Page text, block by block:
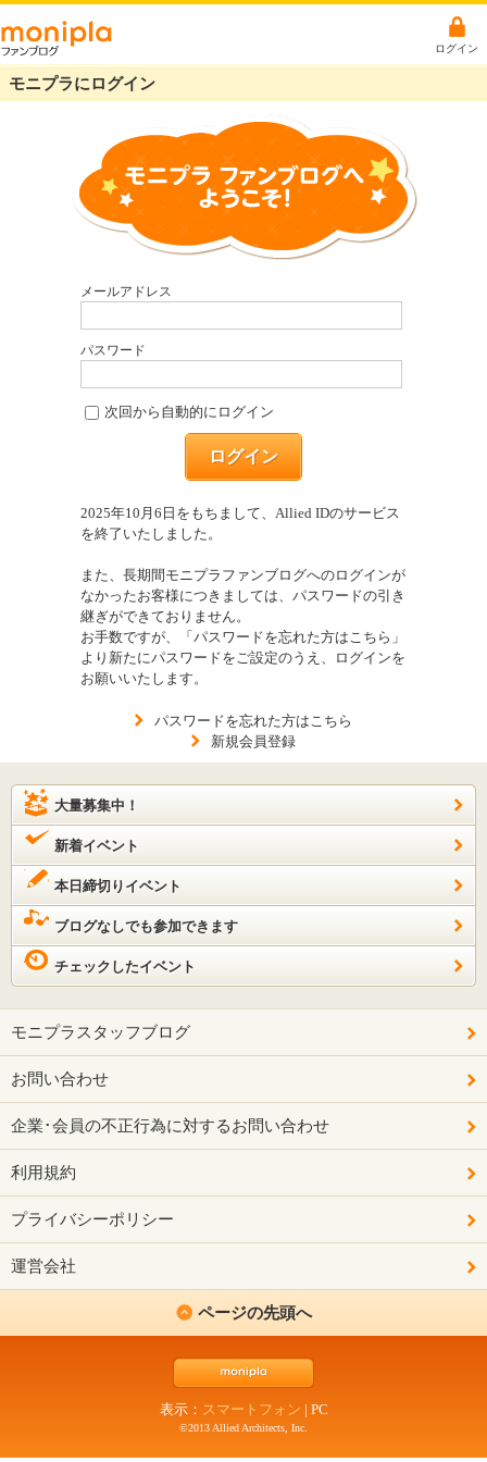
ログイン
モニプラにログイン
メールアドレス
パスワード
次回から自動的にログイン
ログイン
2025年10月6日をもちまして、Allied IDのサービス
を終了いたしました。
また、長期間モニプラファンブログへのログインが
なかったお客様につきましては、パスワードの引き
継ぎができておりません。
お手数ですが、「パスワードを忘れた方はこちら」
より新たにパスワードをご設定のうえ、ログインを
お願いいたします。
パスワードを忘れた方はこちら
新規会員登録
大量募集中！
新着イベント
本日締切りイベント
ブログなしでも参加できます
チェックしたイベント
モニプラスタッフブログ
お問い合わせ
企業･会員の不正行為に対するお問い合わせ
利用規約
プライバシーポリシー
運営会社
ページの先頭へ
表示： スマートフォン | PC
©2013 Allied Architects, Inc.